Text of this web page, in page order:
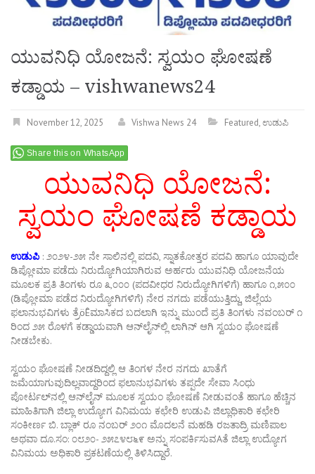
ಯುವನಿಧಿ ಯೋಜನೆ: ಸ್ವಯಂ ಘೋಷಣೆ
ಕಡ್ಡಾಯ – vishwanews24
November 12, 2025 Vishwa News 24 Featured,ಉಡುಪಿ
Share this on WhatsApp
ಯುವನಿಧಿ ಯೋಜನೆ:
ಸ್ವಯಂ ಘೋಷಣೆ ಕಡ್ಡಾಯ
ಉಡುಪಿ : ೨೦೨೪-೨೫ ನೇ ಸಾಲಿನಲ್ಲಿ ಪದವಿ, ಸ್ನಾತಕೋತ್ತರ ಪದವಿ ಹಾಗೂ ಯಾವುದೇ
ಡಿಪ್ಲೋಮಾ ಪಡೆದು ನಿರುದ್ಯೋಗಿಯಾಗಿರುವ ಅರ್ಹರು ಯುವನಿಧಿ ಯೋಜನೆಯ
ಮೂಲಕ ಪ್ರತಿ ತಿಂಗಳು ರೂ ೩,೦೦೦ (ಪದವೀಧರ ನಿರುದ್ಯೋಗಿಗಳಿಗೆ) ಹಾಗೂ ೧,೫೦೦
(ಡಿಪ್ಲೋಮಾ ಪಡೆದ ನಿರುದ್ಯೋಗಿಗಳಿಗೆ) ನೇರ ನಗದು ಪಡೆಯುತ್ತಿದ್ದು, ಜಿಲ್ಲೆಯ
ಫಲಾನುಭವಿಗಳು ತ್ರೆöÊಮಾಸಿಕದ ಬದಲಾಗಿ ಇನ್ನು ಮುಂದೆ ಪ್ರತಿ ತಿಂಗಳು ನವಂಬರ್ ೧
ರಿಂದ ೨೫ ರೊಳಗೆ ಕಡ್ಡಾಯವಾಗಿ ಆನ್‌ಲೈನ್‌ಲ್ಲಿ ಲಾಗಿನ್ ಆಗಿ ಸ್ವಯಂ ಘೋಷಣೆ
ನೀಡಬೇಕು.
ಸ್ವಯಂ ಘೋಷಣೆ ನೀಡದಿದ್ದಲ್ಲಿ ಆ ತಿಂಗಳ ನೇರ ನಗದು ಖಾತೆಗೆ
ಜಮೆಯಾಗುವುದಿಲ್ಲವಾದ್ದರಿಂದ ಫಲಾನುಭವಿಗಳು ತಪ್ಪದೇ ಸೇವಾ ಸಿಂಧು
ಪೋರ್ಟಲ್‌ನಲ್ಲಿ ಆನ್‌ಲೈನ್ ಮೂಲಕ ಸ್ವಯಂ ಘೋಷಣೆ ನೀಡುವಂತೆ ಹಾಗೂ ಹೆಚ್ಚಿನ
ಮಾಹಿತಿಗಾಗಿ ಜಿಲ್ಲಾ ಉದ್ಯೋಗ ವಿನಿಮಯ ಕಛೇರಿ ಉಡುಪಿ ಜಿಲ್ಲಾಧಿಕಾರಿ ಕಛೇರಿ
ಸಂಕೀರ್ಣ ಬಿ. ಬ್ಲಾಕ್ ರೂ ನಂಬರ್ ೨೦೧ ಮೊದಲನೆ ಮಹಡಿ ರಜತಾದ್ರಿ ಮಣಿಪಾಲ
ಅಥವಾ ದೂ.ಸಂ: ೦೮೨೦- ೨೫೭೪೮೬೯ ಅನ್ನು ಸಂಪರ್ಕಿಸುವAತೆ ಜಿಲ್ಲಾ ಉದ್ಯೋಗ
ವಿನಿಮಯ ಅಧಿಕಾರಿ ಪ್ರಕಟಣೆಯಲ್ಲಿ ತಿಳಿಸಿದ್ದಾರೆ.